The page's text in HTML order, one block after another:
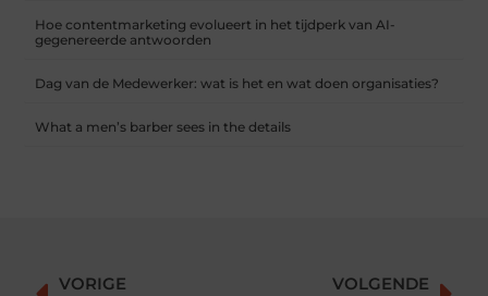
Hoe contentmarketing evolueert in het tijdperk van AI-
gegenereerde antwoorden
Dag van de Medewerker: wat is het en wat doen organisaties?
What a men’s barber sees in the details
VORIGE VOLGENDE